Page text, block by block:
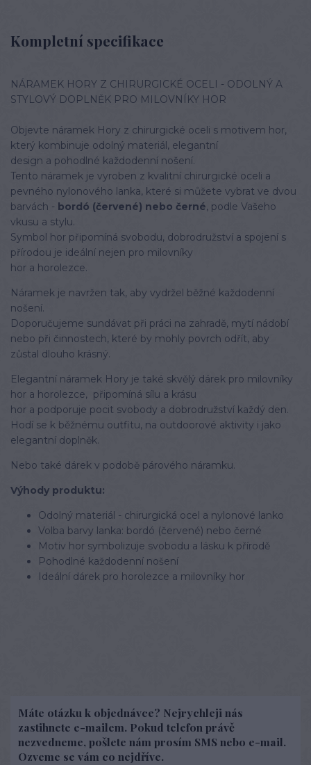
Kompletní specifikace
NÁRAMEK HORY Z CHIRURGICKÉ OCELI - ODOLNÝ A
STYLOVÝ DOPLNĚK PRO MILOVNÍKY HOR
Objevte náramek Hory z chirurgické oceli s motivem hor,
který kombinuje odolný materiál, elegantní
design a pohodlné každodenní nošení.
Tento náramek je vyroben z kvalitní chirurgické oceli a
pevného nylonového lanka, které si můžete vybrat ve dvou
barvách - bordó (červené) nebo černé, podle Vašeho
vkusu a stylu.
Symbol hor připomíná svobodu, dobrodružství a spojení s
přírodou je ideální nejen pro milovníky
hor a horolezce.
Náramek je navržen tak, aby vydržel běžné každodenní
nošení.
Doporučujeme sundávat při práci na zahradě, mytí nádobí
nebo při činnostech, které by mohly povrch odřít, aby
zůstal dlouho krásný.
Elegantní náramek Hory je také skvělý dárek pro milovníky
hor a horolezce, připomíná sílu a krásu
hor a podporuje pocit svobody a dobrodružství každý den.
Hodí se k běžnému outfitu, na outdoorové aktivity i jako
elegantní doplněk.
Nebo také dárek v podobě párového náramku.
Výhody produktu:
Odolný materiál - chirurgická ocel a nylonové lanko
Volba barvy lanka: bordó (červené) nebo černé
Motiv hor symbolizuje svobodu a lásku k přírodě
Pohodlné každodenní nošení
Ideální dárek pro horolezce a milovníky hor
Máte otázku k objednávce? Nejrychleji nás
zastihnete e-mailem. Pokud telefon právě
nezvedneme, pošlete nám prosím SMS nebo e-mail.
Ozveme se vám co nejdříve.